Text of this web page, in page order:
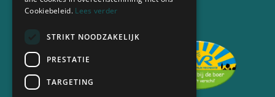
Aangesloten bij
Cookiebeleid. Lees verder
STRIKT NOODZAKELIJK
PRESTATIE
TARGETING